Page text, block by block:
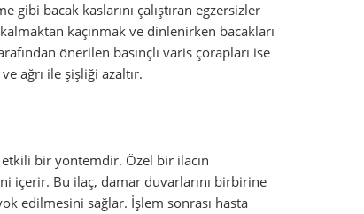
bacak kaslarını çalıştıran egzersizler
kaçınmak ve dinlenirken bacakları
önerilen basınçlı varis çorapları ise
ağrı ile şişliği azaltır.
bir yöntemdir. Özel bir ilacın
içerir. Bu ilaç, damar duvarlarını birbirine
edilmesini sağlar. İşlem sonrası hasta